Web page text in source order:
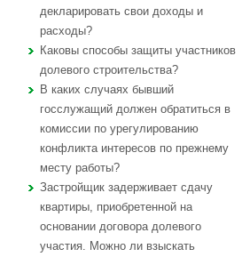
декларировать свои доходы и
расходы?
Каковы способы защиты участников
долевого строительства?
В каких случаях бывший
госслужащий должен обратиться в
комиссии по урегулированию
конфликта интересов по прежнему
месту работы?
Застройщик задерживает сдачу
квартиры, приобретенной на
основании договора долевого
участия. Можно ли взыскать